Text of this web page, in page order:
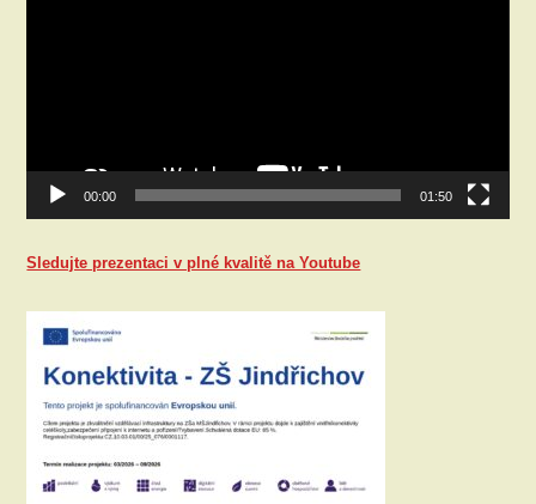
00:00 01:50
Sledujte prezentaci v plné kvalitě na Youtube